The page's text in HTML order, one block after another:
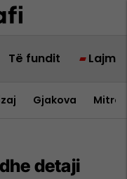
Të fundit Lajme
Gjakova
detaji